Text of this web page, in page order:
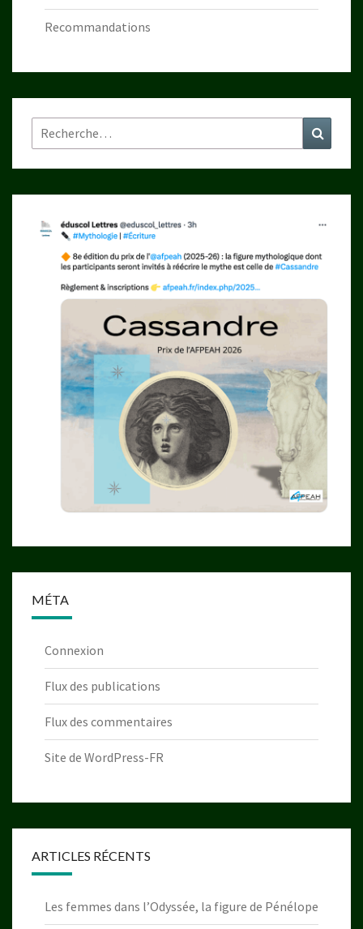
Recommandations
Rechercher :
MÉTA
Connexion
Flux des publications
Flux des commentaires
Site de WordPress-FR
ARTICLES RÉCENTS
Les femmes dans l’Odyssée, la figure de Pénélope